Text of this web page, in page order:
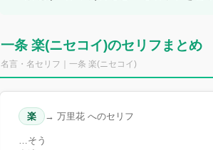
一条 楽(ニセコイ)のセリフまとめ
名言・名セリフ｜一条 楽(ニセコイ)
楽 → 万里花 へのセリフ
…そう